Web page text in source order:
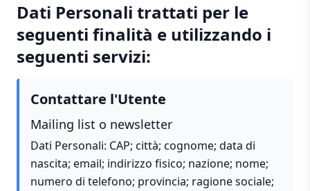
Dati Personali trattati per le
seguenti finalità e utilizzando i
seguenti servizi:
Contattare l'Utente
Mailing list o newsletter
Dati Personali: CAP; città; cognome; data di
nascita; email; indirizzo fisico; nazione; nome;
numero di telefono; provincia; ragione sociale;